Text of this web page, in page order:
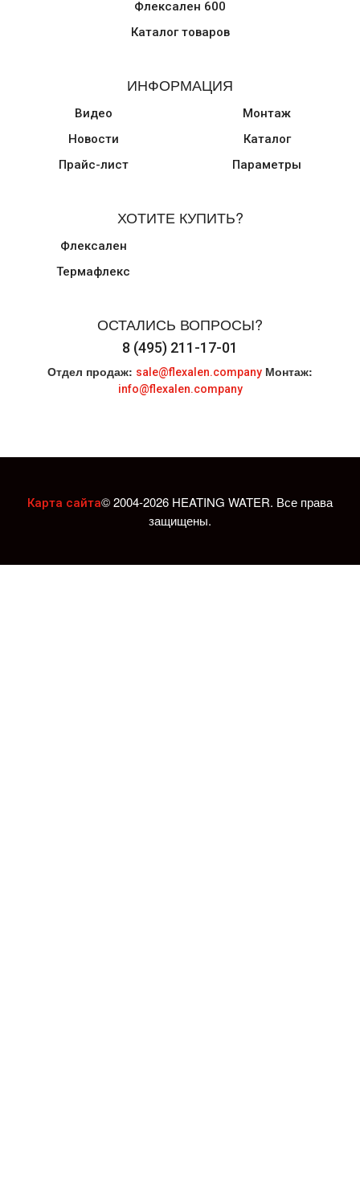
Флексален 600
Каталог товаров
ИНФОРМАЦИЯ
Видео
Новости
Прайс-лист
Монтаж
Каталог
Параметры
ХОТИТЕ КУПИТЬ?
Флексален
Термафлекс
ОСТАЛИСЬ ВОПРОСЫ?
8 (495) 211-17-01
Отдел продаж: sale@flexalen.company Монтаж:
info@flexalen.company
Карта сайта© 2004-2026 HEATING WATER. Все права
защищены.